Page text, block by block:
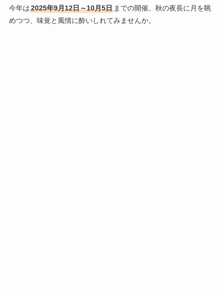
今年は2025年9月12日～10月5日までの開催。秋の夜長に月を眺
めつつ、味覚と風情に酔いしれてみませんか。